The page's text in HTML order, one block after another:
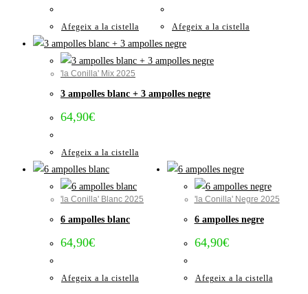
Afegeix a la cistella Afegeix a la cistella
'la Conilla' Mix 2025
3 ampolles blanc + 3 ampolles negre
64,90€
Afegeix a la cistella
'la Conilla' Blanc 2025
6 ampolles blanc
64,90€
Afegeix a la cistella
'la Conilla' Negre 2025
6 ampolles negre
64,90€
Afegeix a la cistella